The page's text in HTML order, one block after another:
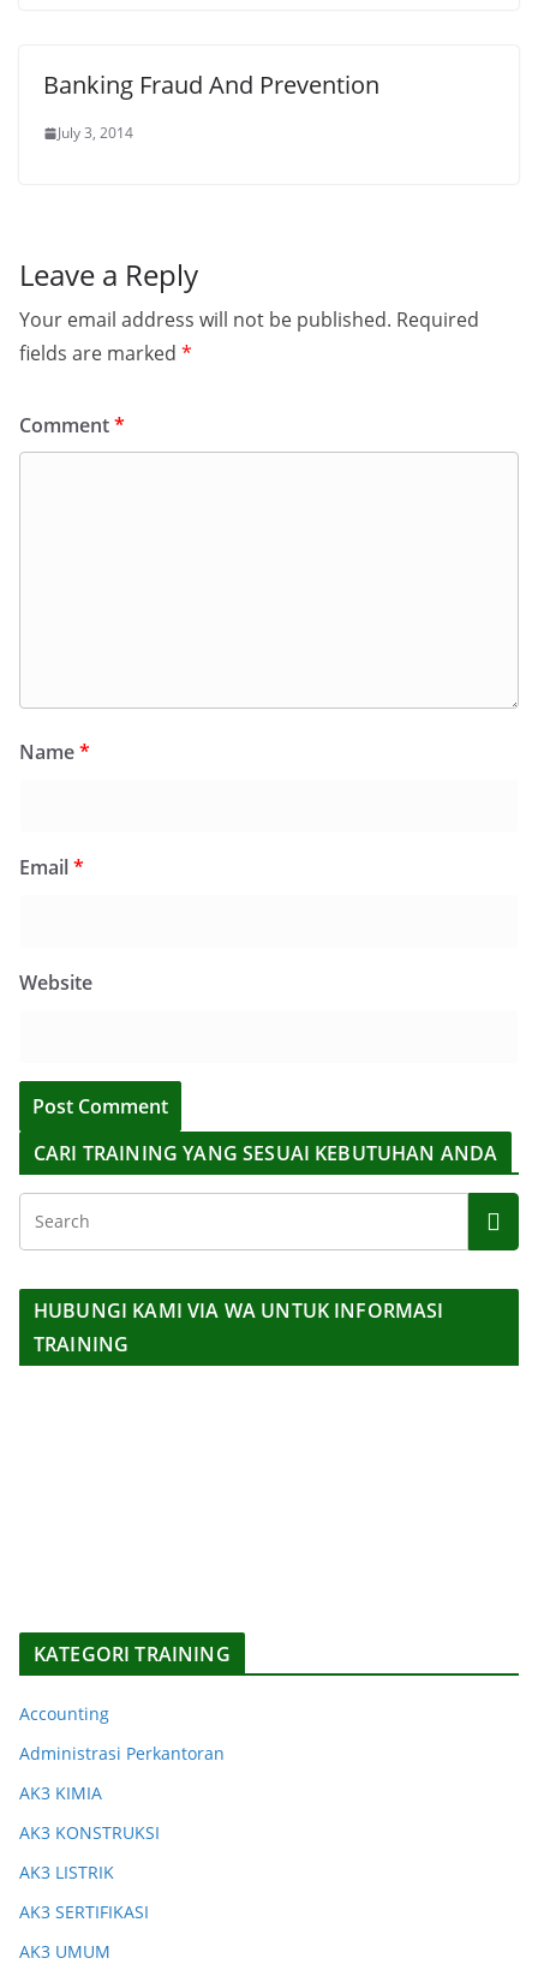
Banking Fraud And Prevention
July 3, 2014
Leave a Reply
Your email address will not be published. Required
fields are marked *
Comment*
Name*
Email*
Website
CARI TRAINING YANG SESUAI KEBUTUHAN ANDA
HUBUNGI KAMI VIA WA UNTUK INFORMASI
TRAINING
KATEGORI TRAINING
Accounting
Administrasi Perkantoran
AK3 KIMIA
AK3 KONSTRUKSI
AK3 LISTRIK
AK3 SERTIFIKASI
AK3 UMUM